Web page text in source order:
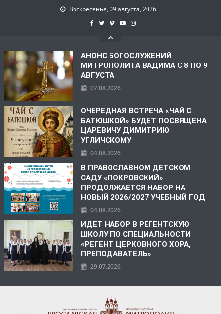
Воскресенье, 09 августа, 2026
АНОНС БОГОСЛУЖЕНИЙ
МИТРОПОЛИТА ВАДИМА С 8 ПО 9
АВГУСТА
07.08.2026
ОЧЕРЕДНАЯ ВСТРЕЧА «ЧАЙ С
БАТЮШКОЙ» БУДЕТ ПОСВЯЩЕНА
ЦАРЕВИЧУ ДИМИТРИЮ
УГЛИЧСКОМУ
04.08.2026
В ПРАВОСЛАВНОМ ДЕТСКОМ
САДУ «ПОКРОВСКИЙ»
ПРОДОЛЖАЕТСЯ НАБОР НА
НОВЫЙ 2026/2027 УЧЕБНЫЙ ГОД
04.08.2026
ИДЕТ НАБОР В РЕГЕНТСКУЮ
ШКОЛУ ПО СПЕЦИАЛЬНОСТИ
«РЕГЕНТ ЦЕРКОВНОГО ХОРА,
ПРЕПОДАВАТЕЛЬ»
29.07.2026